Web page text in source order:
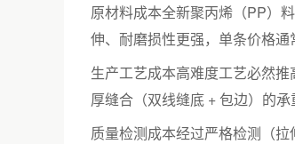
原材料成本全新聚丙烯（PP）
伸、耐磨损性更强，单条价格
生产工艺成本高难度工艺必然
厚缝合（双线缝底 + 包边）的
质量检测成本经过严格检测（